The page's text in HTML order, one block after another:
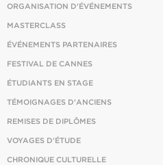
ORGANISATION D'ÉVÉNEMENTS
MASTERCLASS
ÉVÉNEMENTS PARTENAIRES
FESTIVAL DE CANNES
ÉTUDIANTS EN STAGE
TÉMOIGNAGES D'ANCIENS
REMISES DE DIPLÔMES
VOYAGES D'ÉTUDE
CHRONIQUE CULTURELLE